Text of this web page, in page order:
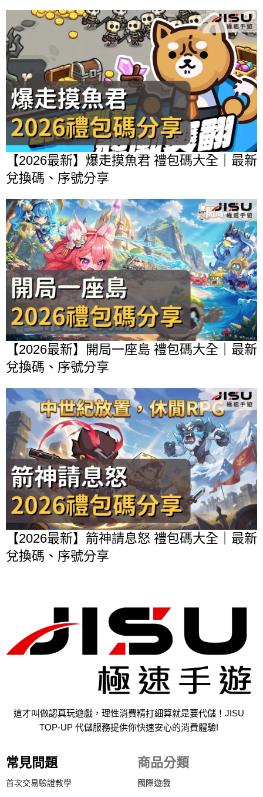
【2026最新】爆走摸魚君 禮包碼大全｜最新
兌換碼、序號分享
【2026最新】開局一座島 禮包碼大全｜最新
兌換碼、序號分享
【2026最新】箭神請息怒 禮包碼大全｜最新
兌換碼、序號分享
這才叫做認真玩遊戲，理性消費精打細算就是要代儲！JISU
TOP-UP 代儲服務提供你快速安心的消費體驗!
常見問題
首次交易驗證教學
商品分類
國際遊戲